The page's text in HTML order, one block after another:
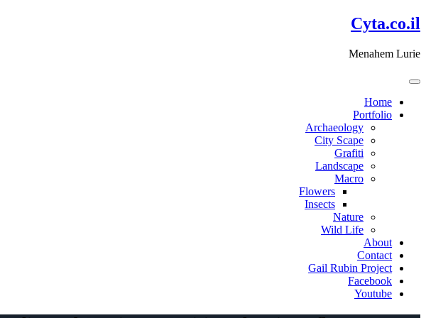
דלג
לתוכן
Cyta.co.il
Menahem Lurie
Home
Portfolio
Archaeology
City Scape
Grafiti
Landscape
Macro
Flowers
Insects
Nature
Wild Life
About
Contact
Gail Rubin Project
Facebook
Youtube